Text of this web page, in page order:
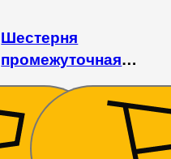
Шестерня
промежуточная
раздаточной коробки
DW244AHT
729 ₴